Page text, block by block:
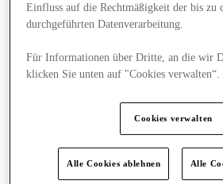
Einfluss auf die Rechtmäßigkeit der bis zu
durchgeführten Datenverarbeitung.
Für Informationen über Dritte, an die wir
klicken Sie unten auf "Cookies verwalten“.
Cookies verwalten
Alle Cookies ablehnen Alle